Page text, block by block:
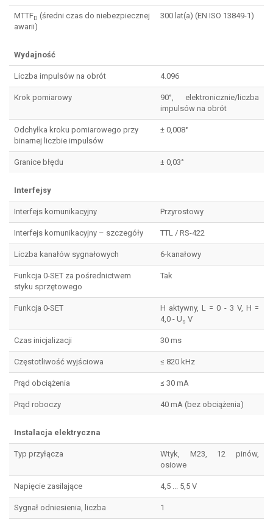
MTTFD (średni czas do niebezpiecznej
awarii)
300 lat(a) (EN ISO 13849-1)
Wydajność
Liczba impulsów na obrót 4.096
Krok pomiarowy
90°, elektronicznie/liczba
impulsów na obrót
Odchyłka kroku pomiarowego przy
binarnej liczbie impulsów
± 0,008°
Granice błędu ± 0,03°
Interfejsy
Interfejs komunikacyjny Przyrostowy
Interfejs komunikacyjny – szczegóły TTL / RS-422
Liczba kanałów sygnałowych 6-kanałowy
Funkcja 0-SET za pośrednictwem
styku sprzętowego
Tak
Funkcja 0-SET
H aktywny, L = 0 - 3 V, H =
4,0 - Us V
Czas inicjalizacji 30 ms
Częstotliwość wyjściowa ≤ 820 kHz
Prąd obciążenia ≤ 30 mA
Prąd roboczy 40 mA (bez obciążenia)
Instalacja elektryczna
Typ przyłącza
Wtyk, M23, 12 pinów,
osiowe
Napięcie zasilające 4,5 ... 5,5 V
Sygnał odniesienia, liczba 1